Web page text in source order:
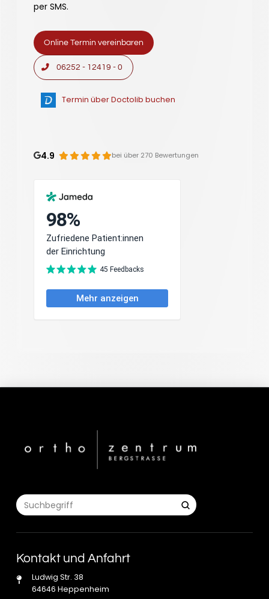
per SMS.
Online Termin vereinbaren
06252 - 12419 - 0
Termin über Doctolib buchen
4.9 bei über 270 Bewertungen
Search Submit
Kontakt und Anfahrt
Ludwig Str. 38
64646 Heppenheim